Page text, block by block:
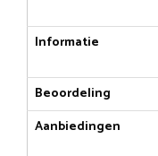
Informatie
Beoordeling
Aanbiedingen